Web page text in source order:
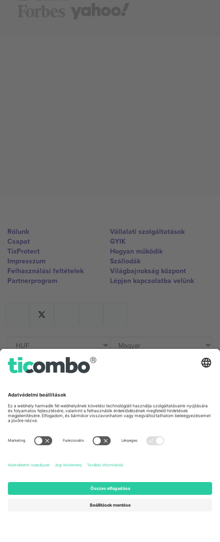
Rólunk
Csapat
TixProtect
Impresszum
Felhasználási feltételek
Partnerprogram
Vállalati szolgáltatások
GYIK
Hogyan működik
Szállodák
Világbajnokság központ
Lépjen kapcsolatba velünk
Germany
Unter den Linden 24, 10117
Berlin, Germany
United Kingdom
167 City Road, London, Greater
Newark, Delaware 19713, United
States
Engelberg, Switzerland